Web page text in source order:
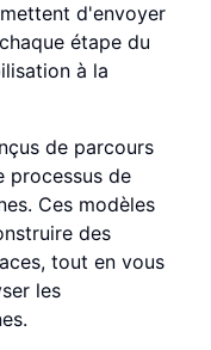
d'envoyer
étape du
à la
de parcours
processus de
Ces modèles
des
tout en vous
les